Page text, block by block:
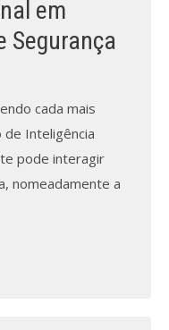
(oferta/
em
Segurança
cada mais
Inteligência
pode interagir
nomeadamente a